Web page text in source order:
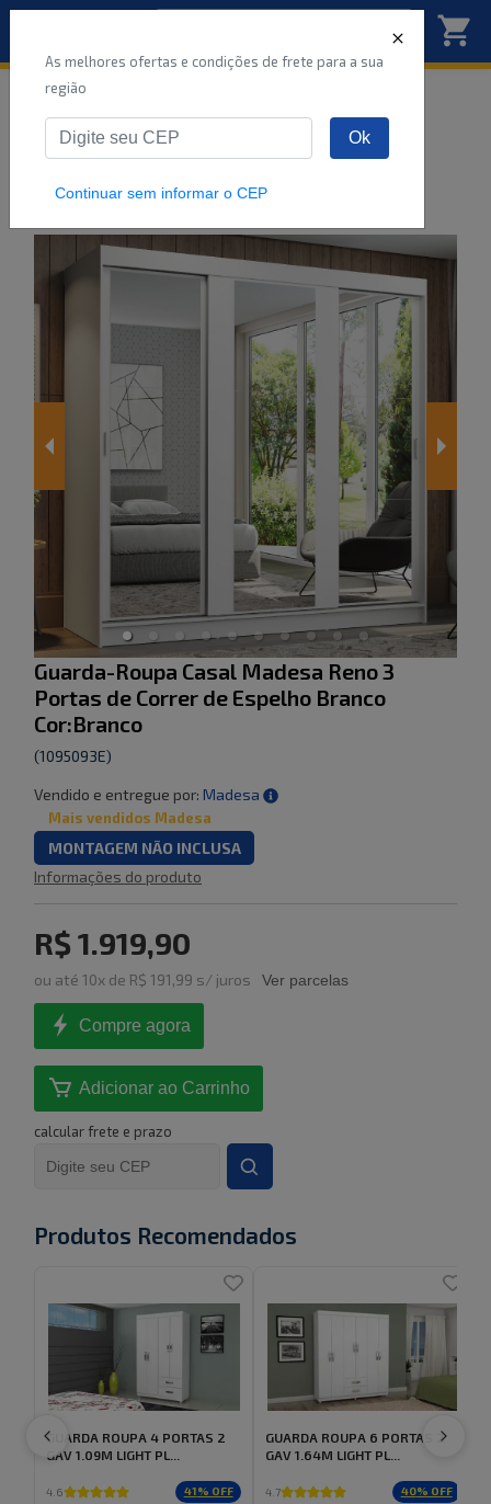
Início Móveis Quarto
Guarda-roupas
Guarda-Roupa Casal Madesa Reno 3 Portas de
Guarda-Roupa Casal Madesa Reno 3
Portas de Correr de Espelho Branco
Cor:Branco
(1095093E)
Vendido e entregue por: Madesa
Mais vendidos Madesa
MONTAGEM NÃO INCLUSA
Informações do produto
R$ 1.919,90
ou até 10x de R$ 191,99 s/ juros Ver parcelas
Compre agora
Adicionar ao Carrinho
calcular frete e prazo
Produtos Recomendados
GUARDA ROUPA 4 PORTAS 2
GAV 1.09M LIGHT PL...
4.6 41% OFF
GUARDA ROUPA 6 PORTAS 2
GAV 1.64M LIGHT PL...
4.7 40% OFF
As melhores ofertas e condições de frete para a sua
região
Ok
Continuar sem informar o CEP